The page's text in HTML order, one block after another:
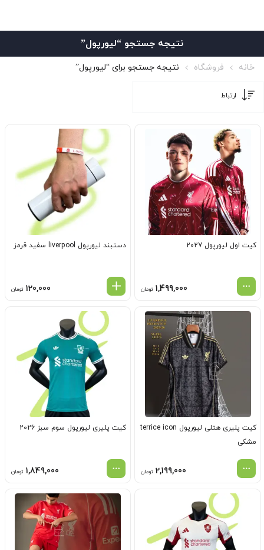
نتیجه جستجو “لیورپول”
خانه فروشگاه نتیجه جستجو برای “لیورپول”
کیت اول لیورپول 2027
1,499,000 تومان
دستبند لیورپول liverpool سفید قرمز
120,000 تومان
کیت پلیری هتلی لیورپول terrice icon
مشکی
2,199,000 تومان
کیت پلیری لیورپول سوم سبز 2026
1,849,000 تومان